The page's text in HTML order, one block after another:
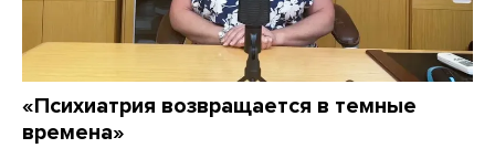
«Психиатрия возвращается в темные
времена»